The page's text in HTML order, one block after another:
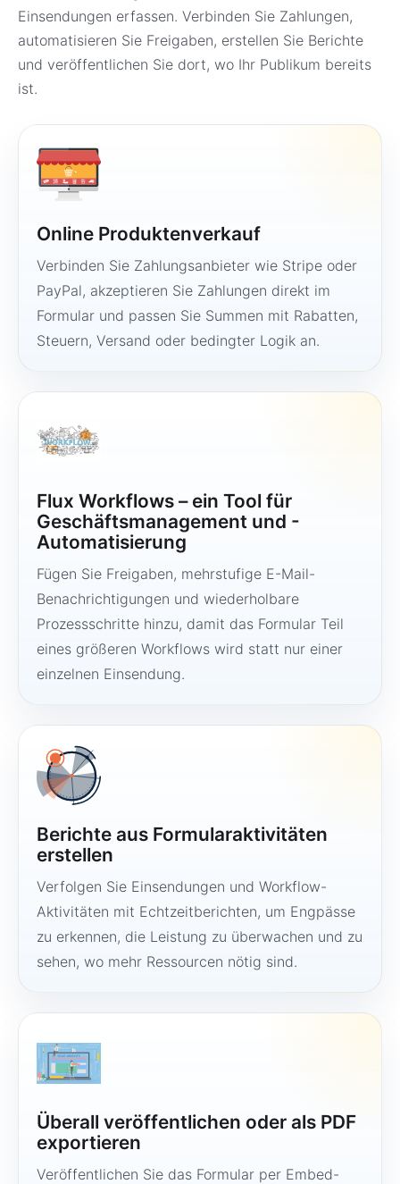
Einsendungen erfassen. Verbinden Sie Zahlungen,
automatisieren Sie Freigaben, erstellen Sie Berichte
und veröffentlichen Sie dort, wo Ihr Publikum bereits
ist.
Online Produktenverkauf
Verbinden Sie Zahlungsanbieter wie Stripe oder
PayPal, akzeptieren Sie Zahlungen direkt im
Formular und passen Sie Summen mit Rabatten,
Steuern, Versand oder bedingter Logik an.
Flux Workflows – ein Tool für
Geschäftsmanagement und -
Automatisierung
Fügen Sie Freigaben, mehrstufige E-Mail-
Benachrichtigungen und wiederholbare
Prozessschritte hinzu, damit das Formular Teil
eines größeren Workflows wird statt nur einer
einzelnen Einsendung.
Berichte aus Formularaktivitäten
erstellen
Verfolgen Sie Einsendungen und Workflow-
Aktivitäten mit Echtzeitberichten, um Engpässe
zu erkennen, die Leistung zu überwachen und zu
sehen, wo mehr Ressourcen nötig sind.
Überall veröffentlichen oder als PDF
exportieren
Veröffentlichen Sie das Formular per Embed-